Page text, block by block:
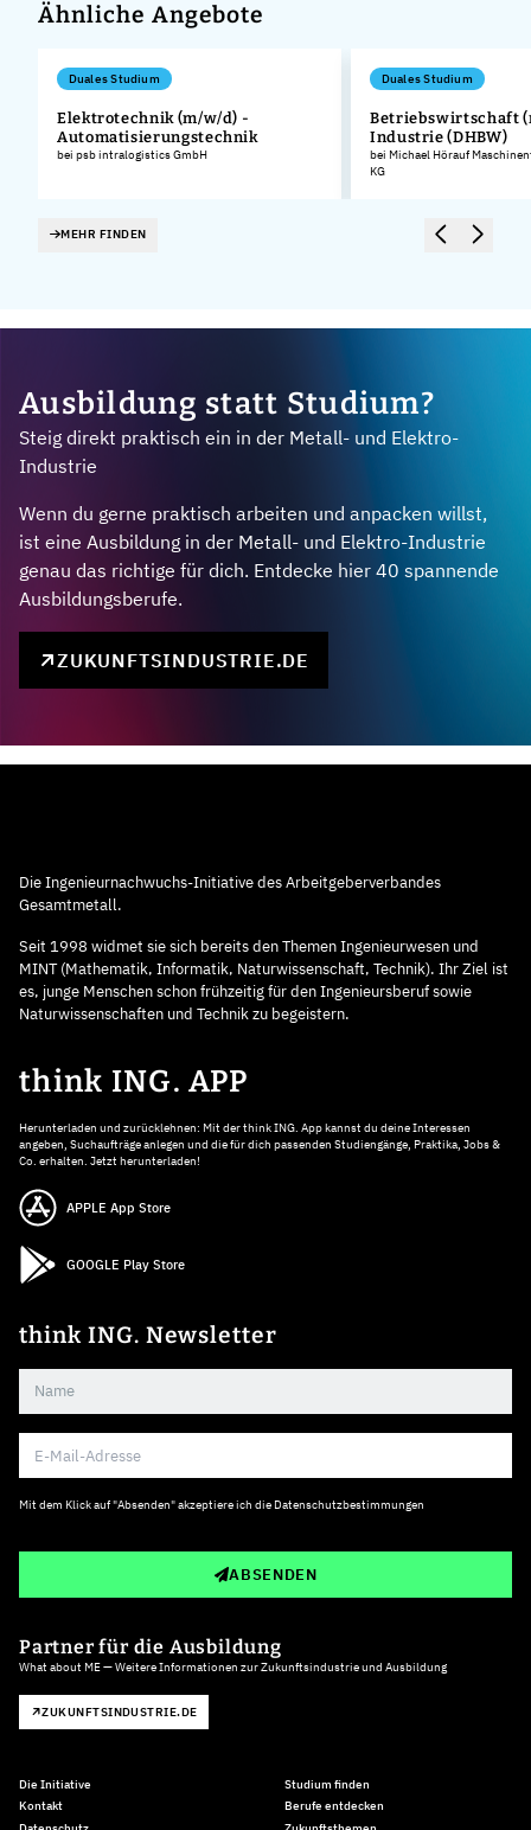
Ähnliche Angebote
Duales Studium
Elektrotechnik (m/w/d) -
Automatisierungstechnik
bei psb intralogistics GmbH
Duales Studium
Betriebswirtschaft
Industrie (DHBW)
bei Michael Hörauf
KG
MEHR FINDEN
Ausbildung statt Studium?
Steig direkt praktisch ein in der Metall- und Elektro-
Industrie
Wenn du gerne praktisch arbeiten und anpacken willst,
ist eine Ausbildung in der Metall- und Elektro-Industrie
genau das richtige für dich. Entdecke hier 40 spannende
Ausbildungsberufe.
ZUKUNFTSINDUSTRIE.DE
Die Ingenieurnachwuchs-Initiative des Arbeitgeberverbandes
Gesamtmetall.
Seit 1998 widmet sie sich bereits den Themen Ingenieurwesen und
MINT (Mathematik, Informatik, Naturwissenschaft, Technik). Ihr Ziel ist
es, junge Menschen schon frühzeitig für den Ingenieursberuf sowie
Naturwissenschaften und Technik zu begeistern.
think ING. APP
Herunterladen und zurücklehnen: Mit der think ING. App kannst du deine Interessen
angeben, Suchaufträge anlegen und die für dich passenden Studiengänge, Praktika, Jobs &
Co. erhalten. Jetzt herunterladen!
APPLE App Store
GOOGLE Play Store
think ING. Newsletter
Mit dem Klick auf "Absenden" akzeptiere ich die Datenschutzbestimmungen
ABSENDEN
Partner für die Ausbildung
What about ME — Weitere Informationen zur Zukunftsindustrie und Ausbildung
ZUKUNFTSINDUSTRIE.DE
Die Initiative
Kontakt
Studium finden
Berufe entdecken